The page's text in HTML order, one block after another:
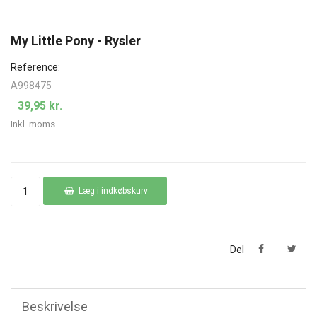
My Little Pony - Rysler
Reference:
A998475
39,95 kr.
Inkl. moms
Læg i indkøbskurv
Del
Beskrivelse